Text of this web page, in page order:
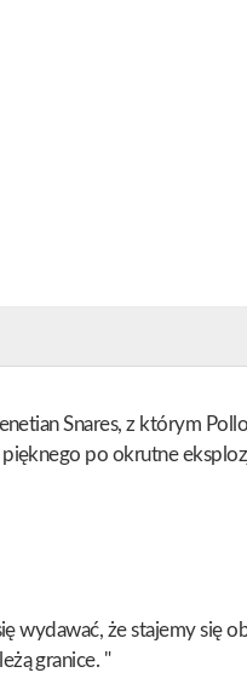
Snares, z którym
po okrutne
że stajemy się
granice. "